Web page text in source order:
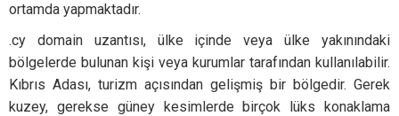
ortamda yapmaktadır.
.cy domain uzantısı, ülke içinde veya ülke yakınındaki
bölgelerde bulunan kişi veya kurumlar tarafından kullanılabilir.
Kıbrıs Adası, turizm açısından gelişmiş bir bölgedir. Gerek
kuzey, gerekse güney kesimlerde birçok lüks konaklama